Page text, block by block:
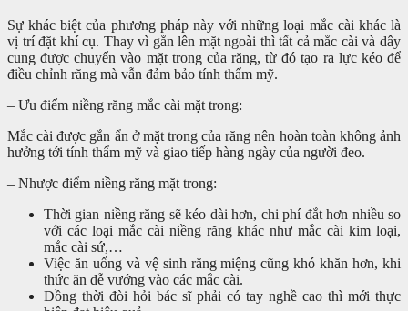
Sự khác biệt của phương pháp này với những loại mắc cài khác là
vị trí đặt khí cụ. Thay vì gắn lên mặt ngoài thì tất cả mắc cài và dây
cung được chuyển vào mặt trong của răng, từ đó tạo ra lực kéo để
điều chỉnh răng mà vẫn đảm bảo tính thẩm mỹ.
– Ưu điểm niềng răng mắc cài mặt trong:
Mắc cài được gắn ẩn ở mặt trong của răng nên hoàn toàn không ảnh
hưởng tới tính thẩm mỹ và giao tiếp hàng ngày của người đeo.
– Nhược điểm niềng răng mặt trong:
Thời gian niềng răng sẽ kéo dài hơn, chi phí đắt hơn nhiều so
với các loại mắc cài niềng răng khác như mắc cài kim loại,
mắc cài sứ,…
Việc ăn uống và vệ sinh răng miệng cũng khó khăn hơn, khi
thức ăn dễ vướng vào các mắc cài.
Đồng thời đòi hỏi bác sĩ phải có tay nghề cao thì mới thực